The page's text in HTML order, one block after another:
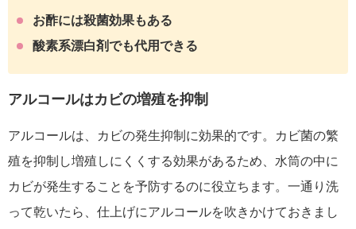
お酢には殺菌効果もある
酸素系漂白剤でも代用できる
アルコールはカビの増殖を抑制
アルコールは、カビの発生抑制に効果的です。カビ菌の繁
殖を抑制し増殖しにくくする効果があるため、水筒の中に
カビが発生することを予防するのに役立ちます。一通り洗
って乾いたら、仕上げにアルコールを吹きかけておきまし